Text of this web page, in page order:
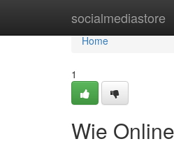
socialmediastore
Home
Home
1
Wie